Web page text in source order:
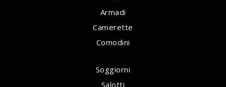
Armadi
Camerette
Comodini
Soggiorni
Salotti